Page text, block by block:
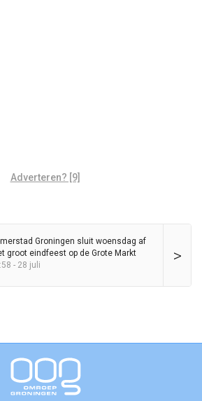
Adverteren? [9]
>
Groningen sluit woensdag af
groot eindfeest op de Grote Markt
- 28 juli